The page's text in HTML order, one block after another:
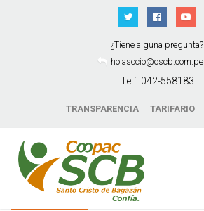
¿Tiene alguna pregunta?
holasocio@cscb.com.pe
Telf. 042-558183
TRANSPARENCIA TARIFARIO